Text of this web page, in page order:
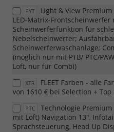
PYT
Light & View Premium
LED-Matrix-Frontscheinwerfer
Scheinwerferfunktion für
Nebelscheinwerfer;
Scheinwerferwaschanlage;
(möglich nur mit PTB/ PTC/
Loft, nur für Combi)
XTR
FLEET Farben - alle
von 1610 € bei Selection + Top
PTC
Technologie
mit Loft) Navigation 13",
Sprachsteuerung, Head Up